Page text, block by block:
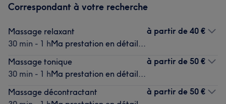
Correspondant à votre recherche
Massage relaxant
30 min - 1 hMa prestation en détail...
à partir de 40 €
Massage tonique
30 min - 1 hMa prestation en détail...
à partir de 50 €
Massage décontractant
à partir de 50 €